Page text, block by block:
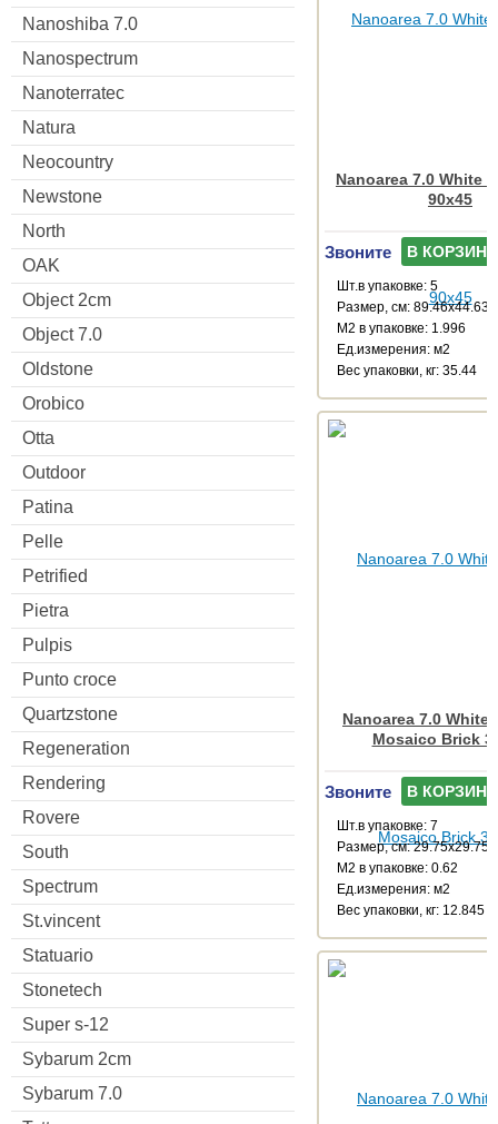
Nanoshiba 7.0
Nanospectrum
Nanoterratec
Natura
Neocountry
Newstone
North
OAK
Object 2cm
Object 7.0
Oldstone
Orobico
Otta
Outdoor
Patina
Pelle
Petrified
Pietra
Pulpis
Punto croce
Quartzstone
Regeneration
Rendering
Rovere
South
Spectrum
St.vincent
Statuario
Stonetech
Super s-12
Sybarum 2cm
Sybarum 7.0
Nanoarea 7.0 White
90x45
Звоните В КОРЗИНУ
Шт.в упаковке: 5
Размер, см: 89.46x44.63
М2 в упаковке: 1.996
Ед.измерения: м2
Веc упаковки, кг: 35.44
Nanoarea 7.0 White
Mosaico Brick
Звоните В КОРЗИНУ
Шт.в упаковке: 7
Размер, см: 29.75x29.75
М2 в упаковке: 0.62
Ед.измерения: м2
Веc упаковки, кг: 12.845